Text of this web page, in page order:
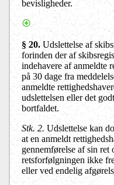
bevisligheder.
§ 20. Udslettelse af
forinden der af
indehavere af anmeldte
på 30 dage fra
anmeldte
udslettelsen eller det
bortfaldet.
Stk. 2. Udslettelse kan
at en anmeldt
gennemførelse af sin
retsforfølgningen ikke
eller ved endelig